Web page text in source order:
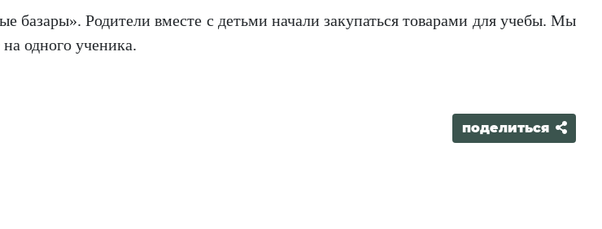
базары». Родители вместе с детьми начали закупаться товарами для учебы. Мы
одного ученика.
поделиться